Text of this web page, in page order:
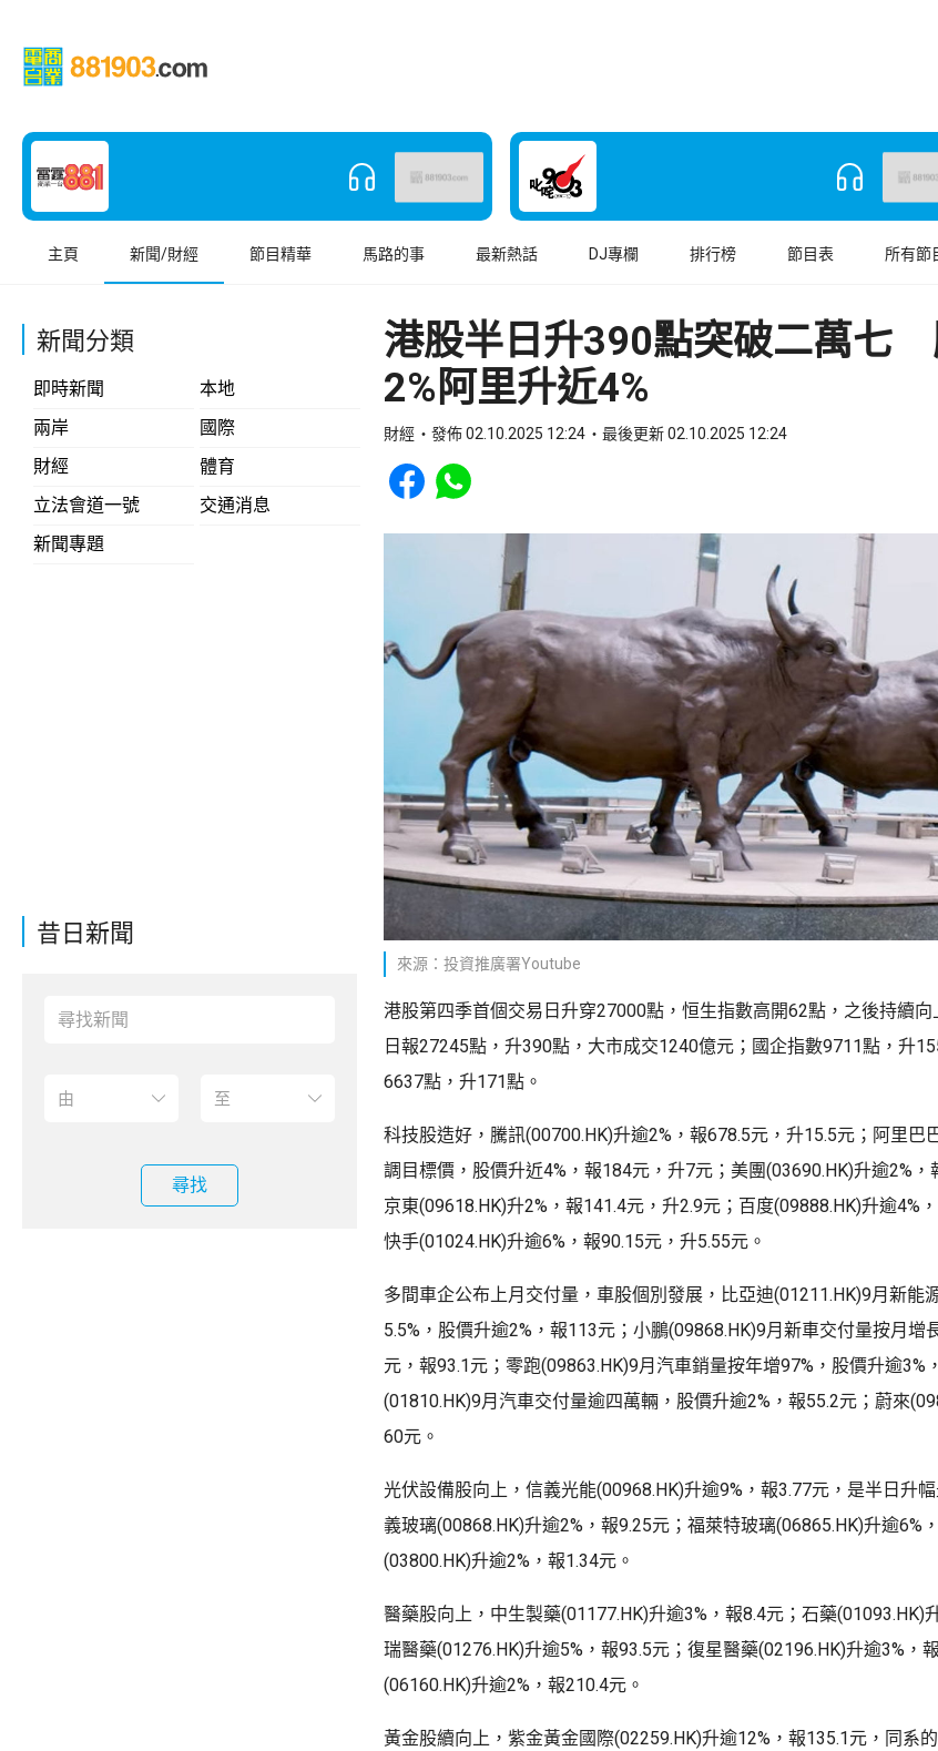
主頁 新聞/財經 節目精華 馬路的事 最新熱話 DJ專欄 排行榜 節目表 所有節
新聞分類
即時新聞
本地
兩岸
國際
財經
體育
立法會道一號
交通消息
新聞專題
昔日新聞
尋找
港股半日升390點突破二萬七
2%阿里升近4%
財經 發佈 02.10.2025 12:24 最後更新 02.10.2025 12:24
Share to Facebook
Share to WhatsApp
來源：投資推廣署Youtube
港股第四季首個交易日升穿27000點，恒生指數高開62點，之後持續
日報27245點，升390點，大市成交1240億元；國企指數9711點，升
6637點，升171點。
科技股造好，騰訊(00700.HK)升逾2%，報678.5元，升15.5元；阿里巴
調目標價，股價升近4%，報184元，升7元；美團(03690.HK)升逾2%，
京東(09618.HK)升2%，報141.4元，升2.9元；百度(09888.HK)升逾4%
快手(01024.HK)升逾6%，報90.15元，升5.55元。
多間車企公布上月交付量，車股個別發展，比亞迪(01211.HK)9月新能
5.5%，股價升逾2%，報113元；小鵬(09868.HK)9月新車交付量按月增
元，報93.1元；零跑(09863.HK)9月汽車銷量按年增97%，股價升逾3%
(01810.HK)9月汽車交付量逾四萬輛，股價升逾2%，報55.2元；蔚來
60元。
光伏設備股向上，信義光能(00968.HK)升逾9%，報3.77元，是半日升
義玻璃(00868.HK)升逾2%，報9.25元；福萊特玻璃(06865.HK)升逾6%
(03800.HK)升逾2%，報1.34元。
醫藥股向上，中生製藥(01177.HK)升逾3%，報8.4元；石藥(01093.HK)
瑞醫藥(01276.HK)升逾5%，報93.5元；復星醫藥(02196.HK)升逾3%，
(06160.HK)升逾2%，報210.4元。
黃金股續向上，紫金黃金國際(02259.HK)升逾12%，報135.1元，同系